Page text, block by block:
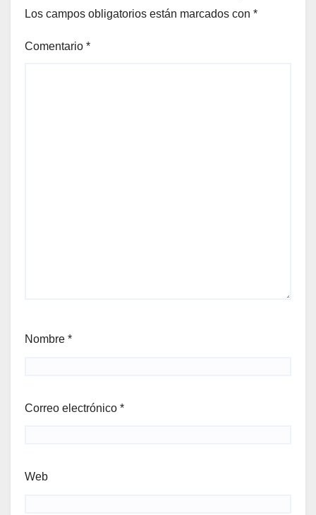
Los campos obligatorios están marcados con *
Comentario *
Nombre *
Correo electrónico *
Web